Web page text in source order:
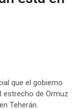
que el gobierno
estrecho de Ormuz
Teherán.